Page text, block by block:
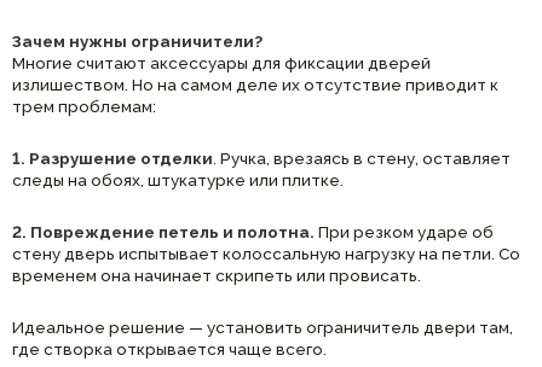
Зачем нужны ограничители?
Многие считают аксессуары для фиксации дверей
излишеством. Но на самом деле их отсутствие приводит к
трем проблемам:
1. Разрушение отделки . Ручка, врезаясь в стену, оставляет
следы на обоях, штукатурке или плитке.
2. Повреждение петель и полотна. При резком ударе об
стену дверь испытывает колоссальную нагрузку на петли. Со
временем она начинает скрипеть или провисать.
Идеальное решение — установить ограничитель двери там,
где створка открывается чаще всего.